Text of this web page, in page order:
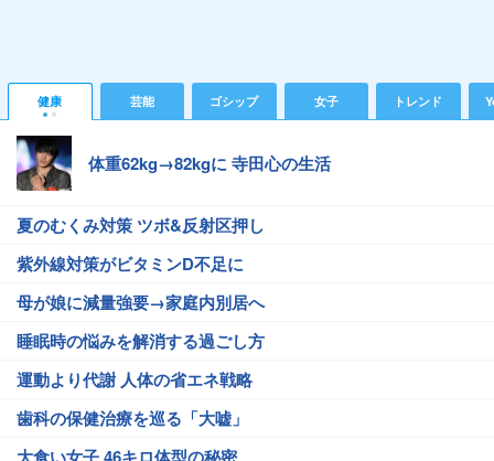
健康 芸能 ゴシップ 女子 トレンド
体重62kg→82kgに 寺田心の生活
夏のむくみ対策 ツボ&反射区押し
紫外線対策がビタミンD不足に
母が娘に減量強要→家庭内別居へ
睡眠時の悩みを解消する過ごし方
運動より代謝 人体の省エネ戦略
歯科の保健治療を巡る「大嘘」